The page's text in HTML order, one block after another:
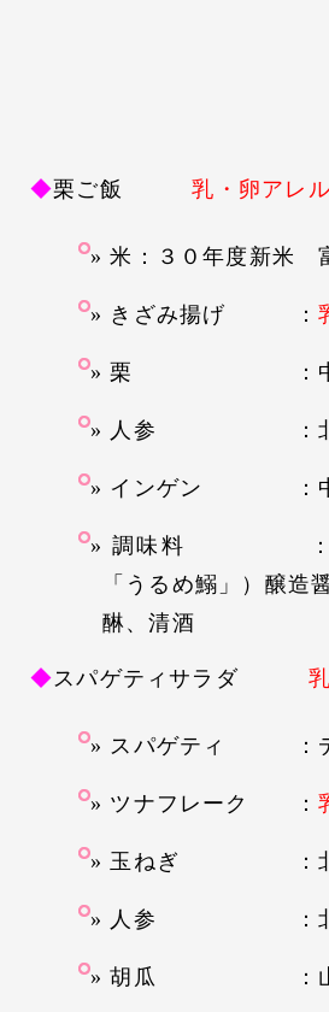
◆栗ご飯 乳・卵アレル
米：３０年度新米
きざみ揚げ ：
栗 ：中
人参 ：北
インゲン ：中
調味料 ：うる
「うるめ鰯」）醸造
醂、清酒
◆スパゲティサラダ 乳
スパゲティ ：デ
ツナフレーク ：
玉ねぎ ：北
人参 ：北
胡瓜 ：山